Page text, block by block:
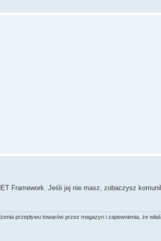
Framework. Jeśli jej nie masz, zobaczysz
przepływu towarów przez magazyn i zapewnienia, że